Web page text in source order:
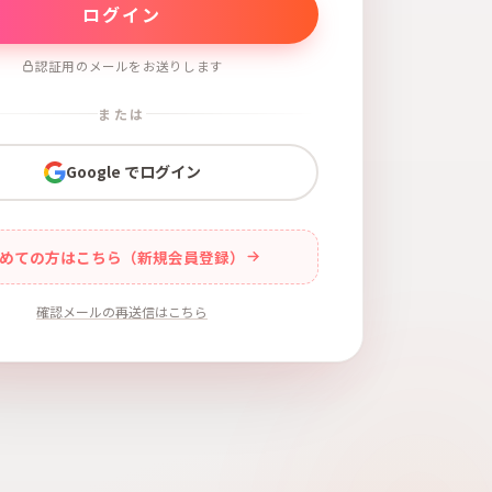
認証用のメールをお送りします
または
Google でログイン
ての方はこちら（新規会員登録）
確認メールの再送信はこちら